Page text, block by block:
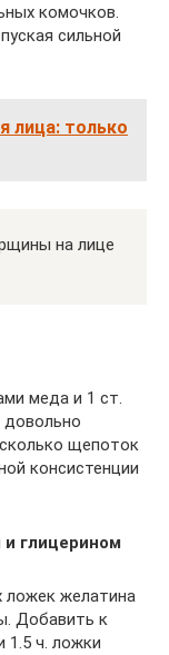
комочков.
сильной
лица: только
на лице
меда и 1 ст.
щепоток
консистенции
глицерином
ложек желатина
Добавить к
1.5 ч. ложки